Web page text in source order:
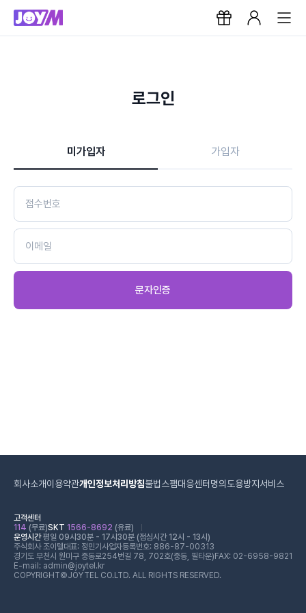
로그인
미가입자 가입자
문자인증
회사소개이용약관개인정보처리방침불법스팸대응센터 명의도용방지서비스
고객센터
114 (무료)SKT 1566-8692 (유료)
운영시간평일 09시30분 - 17시30분 (점심시간 12시 - 13시)
주식회사 조이텔대표: 정민기 사업자등록번호: 886-87-00313
경기도 부천시 원미구 중동로254번길 78, 702호(중동, 필타운) FAX: 02-6958-9821
E-mail: admin@joytel.kr
COPYRIGHT©JOYTEL CO.LTD. ALL RIGHTS RESERVED.